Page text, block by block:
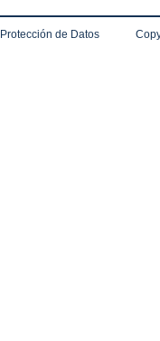
Protección de Datos